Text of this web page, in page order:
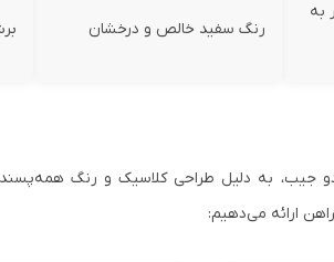
به
رنگ سفید خالص و درخشان
جیب، به دلیل طراحی کلاسیک و رنگ
ارائه می‌دهیم: